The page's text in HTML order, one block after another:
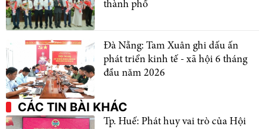
thành phố
Đà Nẵng: Tam Xuân ghi dấu ấn
phát triển kinh tế - xã hội 6 tháng
đầu năm 2026
CÁC TIN BÀI KHÁC
Tp. Huế: Phát huy vai trò của Hội